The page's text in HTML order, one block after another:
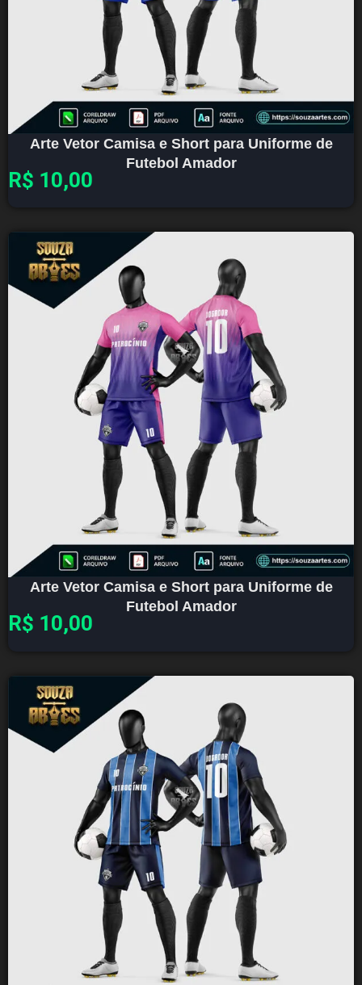
Arte Vetor Camisa e Short para Uniforme de
Futebol Amador
R$ 10,00
Arte Vetor Camisa e Short para Uniforme de
Futebol Amador
R$ 10,00